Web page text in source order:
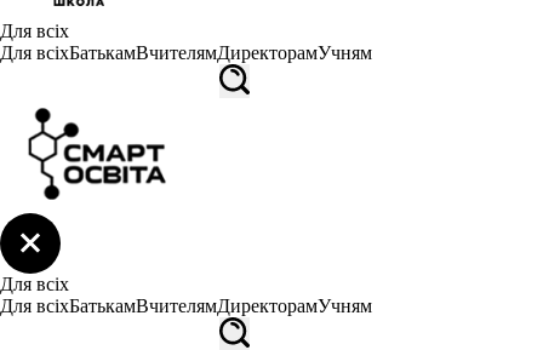
Для всіх
Для всіхБатькамВчителямДиректорамУчням
Для всіх
Для всіхБатькамВчителямДиректорамУчням